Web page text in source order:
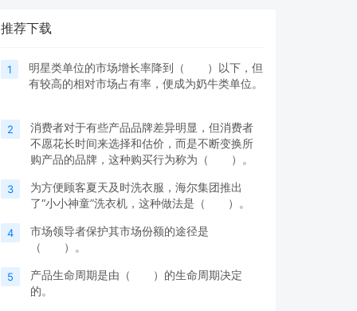
推荐下载
1
明星类单位的市场增长率降到（ ）以下，但
有较高的相对市场占有率，便成为奶牛类单位。
2
消费者对于有些产品品牌差异明显，但消费者
不愿花长时间来选择和估价，而是不断变换所
购产品的品牌，这种购买行为称为（ ）。
3
为方便顾客夏天及时洗衣服，海尔集团推出
了“小小神童”洗衣机，这种做法是（ ）。
4
市场领导者保护其市场份额的途径是
（ ）。
5
产品生命周期是由（ ）的生命周期决定
的。